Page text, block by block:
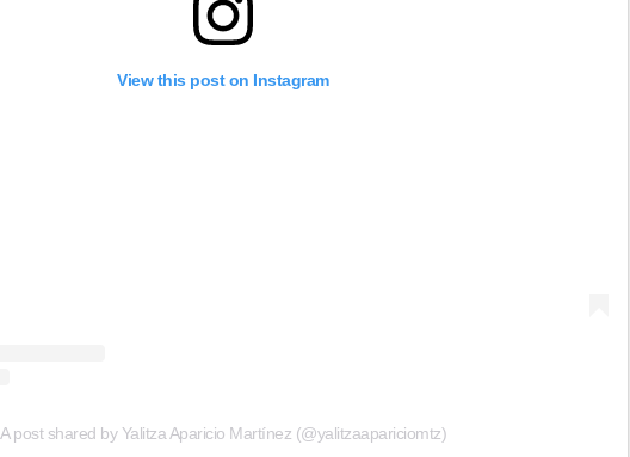
View this post on Instagram
A post shared by Yalitza Aparicio Martínez (@yalitzaapariciomtz)